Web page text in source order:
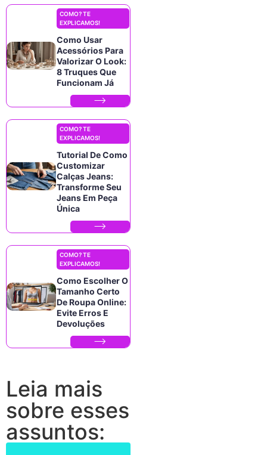
COMO? TE
EXPLICAMOS!
Como Usar
Acessórios Para
Valorizar O Look:
8 Truques Que
Funcionam Já
COMO? TE
EXPLICAMOS!
Tutorial De Como
Customizar
Calças Jeans:
Transforme Seu
Jeans Em Peça
Única
COMO? TE
EXPLICAMOS!
Como Escolher O
Tamanho Certo
De Roupa Online:
Evite Erros E
Devoluções
Leia mais
sobre esses
assuntos: